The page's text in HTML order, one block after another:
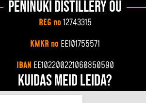
Peninuki Distillery OÜ
REG no 12743315
KMKR no EE101755571
IBAN EE102200221060850590
Kuidas meid leida?